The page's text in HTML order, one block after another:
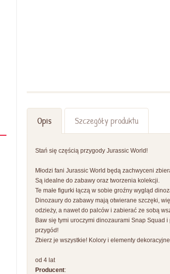
Opis Szczegóły produktu
Stań się częścią przygody Jurassic World!
Młodzi fani Jurassic World będą zachwyceni
Są idealne do zabawy oraz tworzenia kolekcji.
Te małe figurki łączą w sobie groźny wygląd
Dinozaury do zabawy mają otwierane szczęki,
odzieży, a nawet do palców i zabierać ze sobą
Baw się tymi uroczymi dinozaurami Snap Squad
przygód!
Zbierz je wszystkie! Kolory i elementy
od 4 lat
Producent: